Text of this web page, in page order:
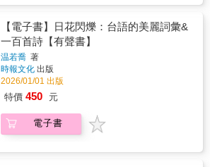
詩作總有著生活被好好羅列、細細檢視的用
心。每件小事帶有的色澤，經由變換所褪下的
姿態，詩人小心翼翼，為其描繪生動的輪廓，
其中有所詼諧，時而寂寥，時而輕笑，讓人重
新認識詩的捕捉，從心中油然而生一種厚實的
『你』多於『我』的詩集，以從容的姿態繞道
第二人稱，展開一場感知的旅程。書中的『編
輯』與『洗碗』看似不同，實則都是回應日常
向讀者步步進逼。」──林宇軒「關天林的詩越
過河的人，不說對不起
喬作品。 起因於某天下午在公園散步時，看見
午後陽光穿過樹葉縫隙，一閃一閃的光影令她
屏息，後來終於知道，台語將如此美景稱為
「日花」，從此沉浸於1931年《台日大辭
典》、《教育部台語辭典》與各式日常語料
中，探尋鮮為人知的美麗台語詞彙，引以成
詩。一百首詩，是綺麗美景，也是人間七情的
溫柔暖語。 任何語言皆是有俗有雅，這本詩
集，顛覆人們對台語只能流俗的既有想像。台
語的細緻與典雅、繽紛與生動，皆蘊藏在其豐
富的用語及聲韻中，是這片土地無比珍貴卻逐
【電子書】日花閃爍：台語的美麗詞彙&
一百首詩【有聲書】
温若喬 著
時報文化 出版
2026/01/01 出版
特價 450 元
電子書